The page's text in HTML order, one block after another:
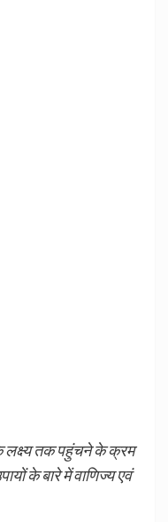
के लक्ष्य तक पहुंचने के क्रम
के बारे में वाणिज्य एवं